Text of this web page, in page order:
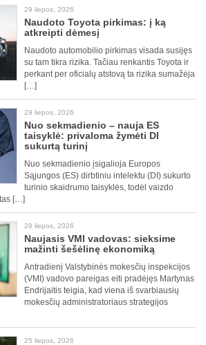
29 liepos, 2026
Naudoto Toyota pirkimas: į ką
atkreipti dėmesį
Naudoto automobilio pirkimas visada susijęs
su tam tikra rizika. Tačiau renkantis Toyota ir
perkant per oficialų atstovą ta rizika sumažėja
[…]
29 liepos, 2026
Nuo sekmadienio – nauja ES
taisyklė: privaloma žymėti DI
sukurtą turinį
Nuo sekmadienio įsigalioja Europos
Sąjungos (ES) dirbtiniu intelektu (DI) sukurto
turinio skaidrumo taisyklės, todėl vaizdo
[…]
28 liepos, 2026
Naujasis VMI vadovas: sieksime
mažinti šešėlinę ekonomiką
Antradienį Valstybinės mokesčių inspekcijos
(VMI) vadovo pareigas eiti pradėjęs Martynas
Endrijaitis teigia, kad viena iš svarbiausių
mokesčių administratoriaus strategijos
25 liepos, 2026